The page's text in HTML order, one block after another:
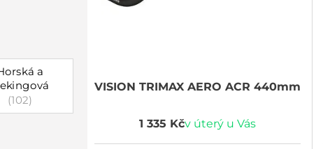
a
(102)
VISION TRIMAX AERO ACR 440mm
1 335 Kčv úterý u Vás